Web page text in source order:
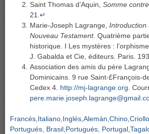
Saint Thomas d’Aquin, Somme
21.↵
Marie-Joseph Lagrange, Introduction
Nouveau Testament. Quatrième
historique. I Les mystères :
J. Gabalda et Cie, éditeurs. Paris.
Association des amis du père
Dominicains. 9 rue Saint-£François-
Cedex 4. http://mj-lagrange.org.
Francés Italiano Inglés Alemán Chino
Portugués, Brasil Portugués, Portugal